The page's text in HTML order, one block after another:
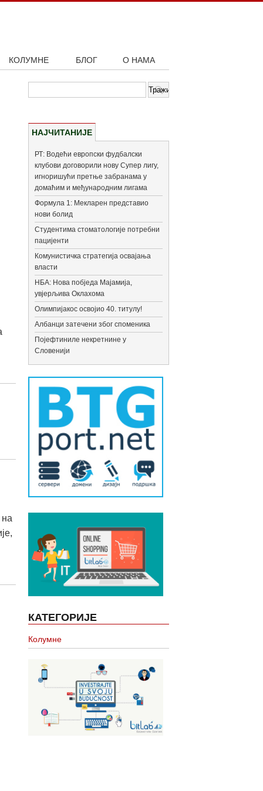
КОЛУМНЕ БЛОГ О НАМА
НАЈЧИТАНИЈЕ
РТ: Водећи европски фудбалски
клубови договорили нову Супер лигу,
игноришући претње забранама у
домаћим и међународним лигама
Формула 1: Мекларен представио
нови болид
Студентима стоматологије потребни
пацијенти
Комунистичка стратегија освајања
власти
НБА: Нова побједа Мајамија,
увјерљива Оклахома
Олимпијакос освојио 40. титулу!
Албанци затечени због споменика
Појефтиниле некретнине у
Словенији
КАТЕГОРИЈЕ
Колумне